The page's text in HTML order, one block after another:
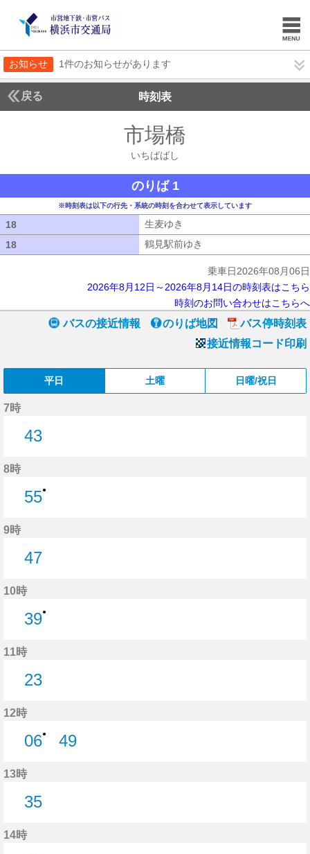
お知らせ 1件のお知らせがあります
戻る 時刻表
市場橋
いちばばし
のりば 1
※時刻表は以下の行先・系統の時刻を合わせて表示しています
18 生麦ゆき
18
鶴見駅前ゆき
乗車日2026年08月06日
2026年8月12日～2026年8月14日の時刻表はこちら
時刻のお問い合わせはこちらへ
バスの接近情報 のりば地図
バス停時刻表
接近情報コード印刷
平日 土曜 日曜/祝日
7時
43
8時
55●
9時
47
10時
39●
11時
23
12時
06●
49
13時
35
14時